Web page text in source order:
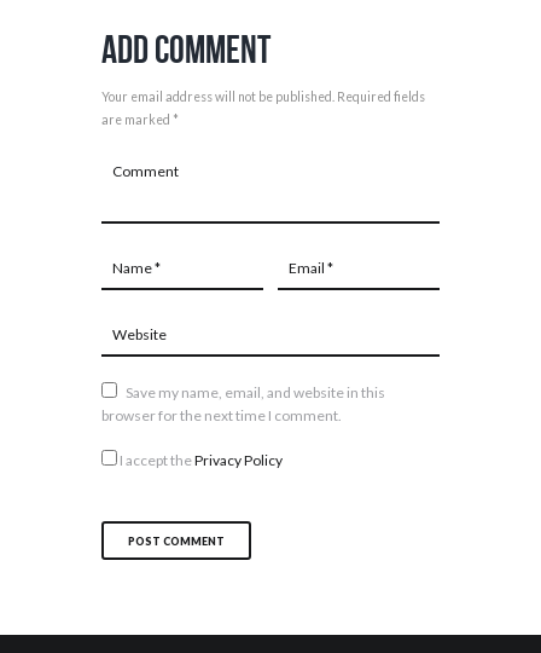
Add Comment
Your email address will not be published. Required fields
are marked *
Save my name, email, and website in this
browser for the next time I comment.
I accept thePrivacy Policy